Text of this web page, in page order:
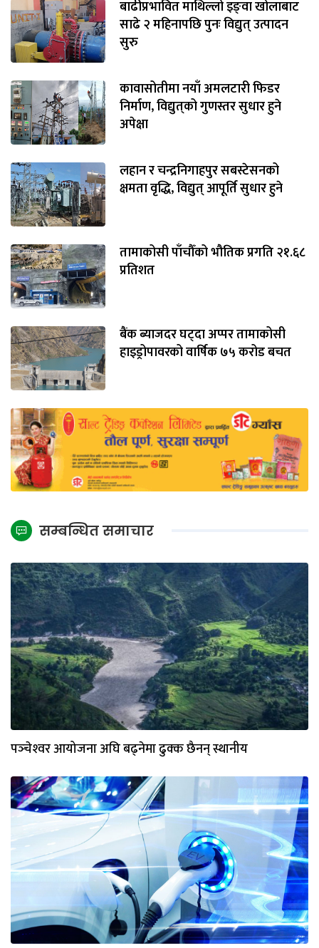
बाढीप्रभावित माथिल्लो इङ्‌वा खोलाबाट
साढे २ महिनापछि पुनः विद्युत् उत्पादन
सुरु
कावासोतीमा नयाँ अमलटारी फिडर
निर्माण, विद्युत्‌को गुणस्तर सुधार हुने
अपेक्षा
लहान र चन्द्रनिगाहपुर सबस्टेसनको
क्षमता वृद्धि, विद्युत् आपूर्ति सुधार हुने
तामाकोसी पाँचौँको भौतिक प्रगति २१.६८
प्रतिशत
बैंक ब्याजदर घट्दा अप्पर तामाकोसी
हाइड्रोपावरको वार्षिक ७५ करोड बचत
सम्बन्धित समाचार
पञ्‍चेश्‍वर आयोजना अघि बढ्नेमा ढुक्क छैनन् स्थानीय